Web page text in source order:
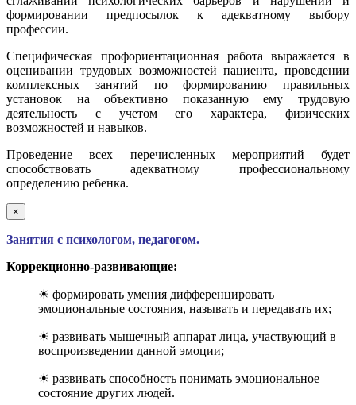
формировании предпосылок к адекватному выбору
профессии.
Специфическая профориентационная работа выражается в
оценивании трудовых возможностей пациента, проведении
комплексных занятий по формированию правильных
установок на объективно показанную ему трудовую
деятельность с учетом его характера, физических
возможностей и навыков.
Проведение всех перечисленных мероприятий будет
способствовать адекватному профессиональному
определению ребенка.
×
Занятия с психологом, педагогом.
Коррекционно-развивающие:
☀ формировать умения дифференцировать
эмоциональные состояния, называть и передавать их;
☀ развивать мышечный аппарат лица, участвующий в
воспроизведении данной эмоции;
☀ развивать способность понимать эмоциональное
состояние других людей.